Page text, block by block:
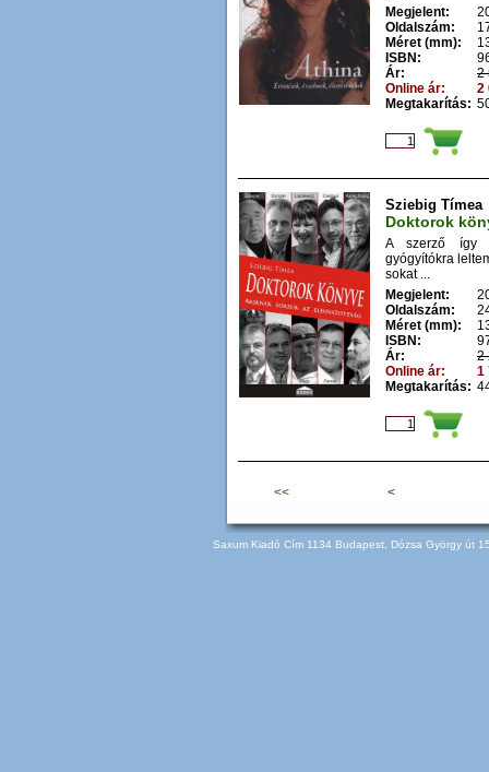
Megjelent:
Oldalszám:
Méret (mm):
ISBN:
Ár:
2
Online ár:
2
Megtakarítás:
Sziebig Tímea
Doktorok
A szerző így
gyógyítókra
sokat ...
Megjelent:
Oldalszám:
Méret (mm):
ISBN:
Ár:
2
Online ár:
1
Megtakarítás:
<< <
Saxum Kiadó Cím 1134 Budapest, Dózsa György út